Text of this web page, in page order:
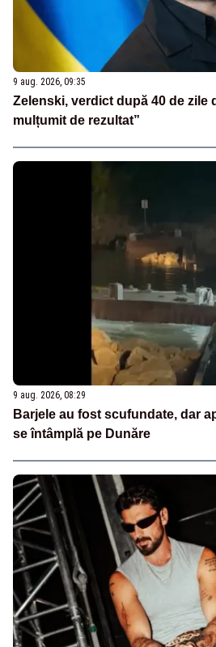
9 aug. 2026, 09:35
Zelenski, verdict după 40 de zile
mulțumit de rezultat”
9 aug. 2026, 08:29
Barjele au fost scufundate, dar
se întâmplă pe Dunăre